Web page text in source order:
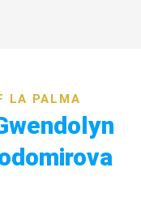
LA PALMA